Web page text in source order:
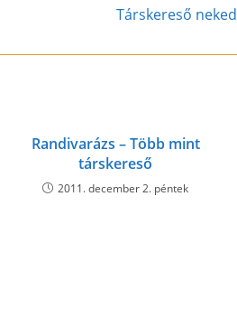
Társkereső neked
Randivarázs – Több mint
társkereső
2011. december 2. péntek